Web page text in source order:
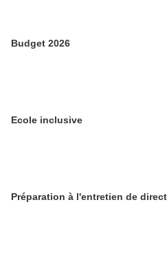
Budget 2026
Ecole inclusive
Préparation à l'entretien de